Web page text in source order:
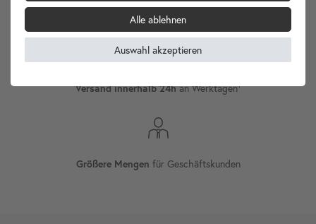
Internationaler
Versand innerhalb 24han Werktagen¹
Größere Mengen für Geschäftskunden
Alle ablehnen
Auswahl akzeptieren